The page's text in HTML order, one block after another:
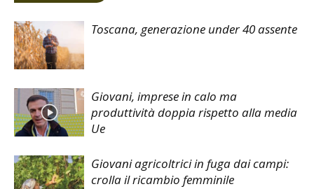
Toscana, generazione under 40 assente
Giovani, imprese in calo ma
produttività doppia rispetto alla media
Ue
Giovani agricoltrici in fuga dai campi:
crolla il ricambio femminile